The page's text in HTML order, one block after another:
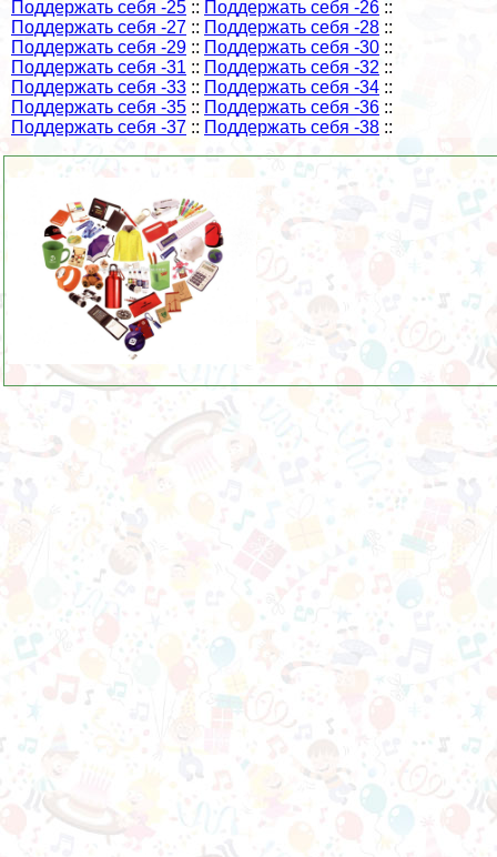
Поддержать себя -25 :: Поддержать себя -26 ::
Поддержать себя -27 :: Поддержать себя -28 ::
Поддержать себя -29 :: Поддержать себя -30 ::
Поддержать себя -31 :: Поддержать себя -32 ::
Поддержать себя -33 :: Поддержать себя -34 ::
Поддержать себя -35 :: Поддержать себя -36 ::
Поддержать себя -37 :: Поддержать себя -38 ::